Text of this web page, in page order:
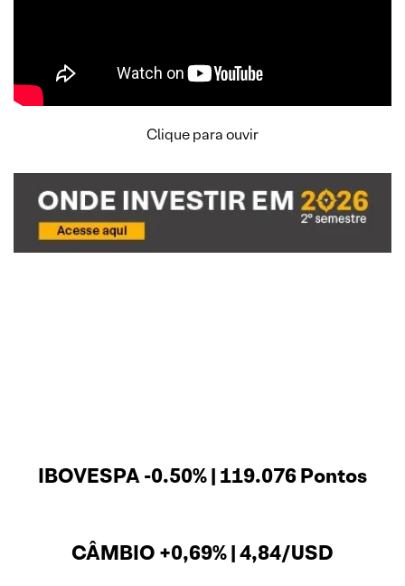
Clique para ouvir
IBOVESPA -0.50% | 119.076 Pontos
CÂMBIO +0,69% | 4,84/USD